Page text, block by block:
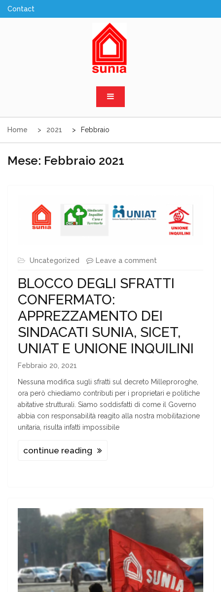
Skip
to
Home 2021 Febbraio
Mese: Febbraio 2021
Uncategorized Leave a comment
BLOCCO DEGLI SFRATTI
CONFERMATO:
APPREZZAMENTO DEI
SINDACATI SUNIA, SICET,
UNIAT E UNIONE INQUILINI
Febbraio 20, 2021
Nessuna modifica sugli sfratti sul decreto Milleproroghe,
ora però chiediamo contributi per i proprietari e politiche
abitative strutturali. Siamo soddisfatti di come il Governo
abbia con responsabilità reagito alla nostra mobilitazione
unitaria, risulta infatti impossibile
continue reading